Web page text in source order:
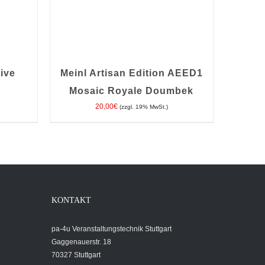
Meinl Artisan Edition AEED1
Mosaic Royale Doumbek
20,00€ (zzgl. 19% MwSt.)
KONTAKT
pa-4u Veranstaltungstechnik Stuttgart
Gaggenauerstr. 18
70327 Stuttgart